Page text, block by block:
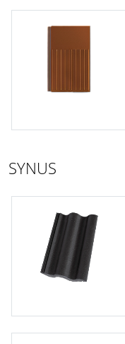
SYNUS